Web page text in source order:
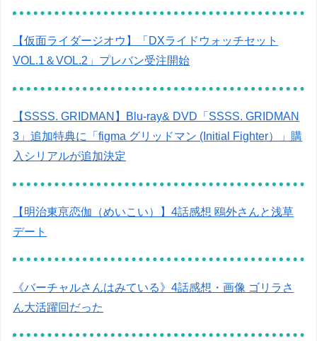
【仮面ライダージオウ】「DXライドウォッチセット
VOL.1＆VOL.2」プレバン受注開始
【SSSS. GRIDMAN】Blu-ray& DVD「SSSS. GRIDMAN
3」追加特典に「figma グリッドマン (Initial Fighter）」購
入シリアルが追加決定
【明治東亰恋伽（めいこい）】4話感想 鴎外さんと浅草
デート
《バーチャルさんはみている》4話感想・画像 ゴリラさ
ん大活躍回だった